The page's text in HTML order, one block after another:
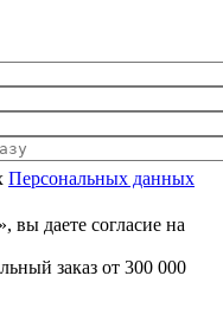
Персональных данных
даете согласие на
заказ от 300 000